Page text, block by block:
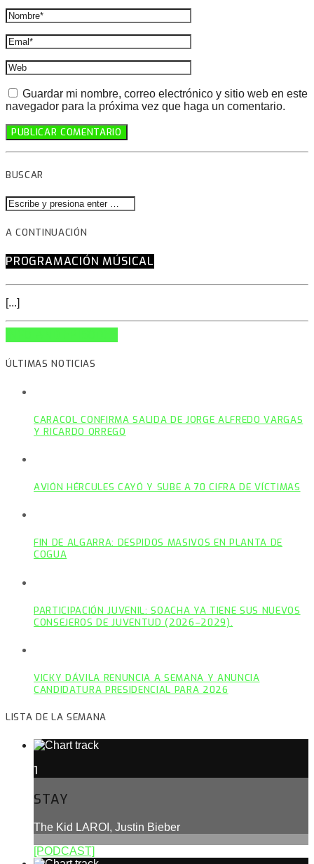
Guardar mi nombre, correo electrónico y sitio web en este
navegador para la próxima vez que haga un comentario.
BUSCAR
A CONTINUACIÓN
PROGRAMACIÓN MÚSICAL
[...]
ÚLTIMAS NOTICIAS
CARACOL CONFIRMA SALIDA DE JORGE ALFREDO VARGAS
Y RICARDO ORREGO
AVIÓN HÉRCULES CAYÓ Y SUBE A 70 CIFRA DE VÍCTIMAS
FIN DE ALGARRA: DESPIDOS MASIVOS EN PLANTA DE
COGUA
PARTICIPACIÓN JUVENIL: SOACHA YA TIENE SUS NUEVOS
CONSEJEROS DE JUVENTUD (2026–2029).
VICKY DÁVILA RENUNCIA A SEMANA Y ANUNCIA
CANDIDATURA PRESIDENCIAL PARA 2026
LISTA DE LA SEMANA
1
STAY
The Kid LAROI, Justin Bieber
[PODCAST]